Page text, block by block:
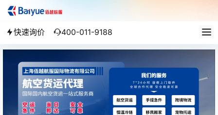
快速询价 400-011-9188